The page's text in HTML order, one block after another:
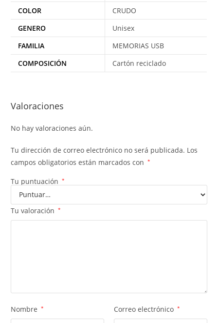
COLOR
CRUDO
GENERO
Unisex
FAMILIA
MEMORIAS USB
COMPOSICIÓN
Cartón reciclado
Valoraciones
No hay valoraciones aún.
Tu dirección de correo electrónico no será publicada. Los
campos obligatorios están marcados con
*
Tu puntuación *
Tu valoración *
Nombre * Correo electrónico *